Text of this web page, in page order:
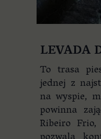
LEVADA
To trasa
jednej z
na wyspie,
powinna
Ribeiro